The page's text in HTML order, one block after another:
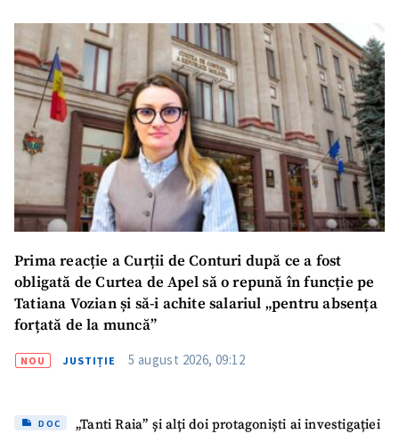
SUSȚINE
Prima reacție a Curții de Conturi după ce a fost
obligată de Curtea de Apel să o repună în funcție pe
Tatiana Vozian și să-i achite salariul „pentru absența
forțată de la muncă”
NOU JUSTIȚIE 5 august 2026, 09:12
DOC
„Tanti Raia” și alți doi protagoniști ai investigației